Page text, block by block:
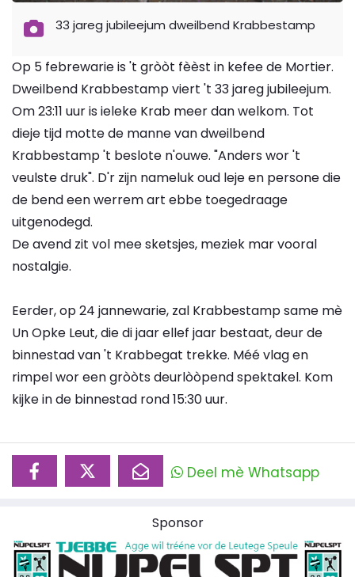
33 jareg jubileejum dweilbend Krabbestamp
Op 5 febrewarie is 't gròòt fèèst in kefee de Mortier.
Dweilbend Krabbestamp viert 't 33 jareg jubileejum.
Om 23:11 uur is ieleke Krab meer dan welkom. Tot
dieje tijd motte de manne van dweilbend
Krabbestamp 't beslote n'ouwe. "Anders wor 't
veulste druk". D'r zijn nameluk oud leje en persone die
de bend een werrem art ebbe toegedraage
uitgenodegd.
De avend zit vol mee sketsjes, meziek mar vooral
nostalgie.
Eerder, op 24 jannewarie, zal Krabbestamp same mè
Un Opke Leut, die di jaar ellef jaar bestaat, deur de
binnestad van 't Krabbegat trekke. Méé vlag en
rimpel wor een gròòts deurlòòpend spektakel. Kom
kijke in de binnestad rond 15:30 uur.
Deel mè Whatsapp
Sponsor